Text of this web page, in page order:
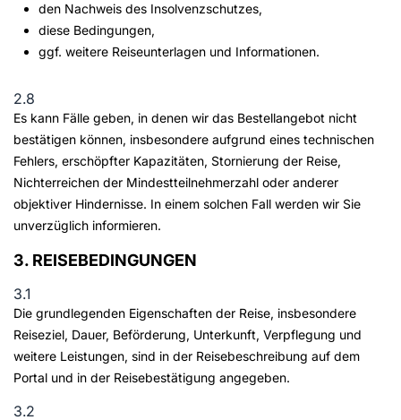
den Nachweis des Insolvenzschutzes,
diese Bedingungen,
ggf. weitere Reiseunterlagen und Informationen.
2.8
Es kann Fälle geben, in denen wir das Bestellangebot nicht
bestätigen können, insbesondere aufgrund eines technischen
Fehlers, erschöpfter Kapazitäten, Stornierung der Reise,
Nichterreichen der Mindestteilnehmerzahl oder anderer
objektiver Hindernisse. In einem solchen Fall werden wir Sie
unverzüglich informieren.
3. REISEBEDINGUNGEN
3.1
Die grundlegenden Eigenschaften der Reise, insbesondere
Reiseziel, Dauer, Beförderung, Unterkunft, Verpflegung und
weitere Leistungen, sind in der Reisebeschreibung auf dem
Portal und in der Reisebestätigung angegeben.
3.2